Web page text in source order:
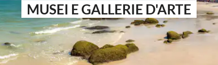
MUSEI E GALLERIE D'ARTE